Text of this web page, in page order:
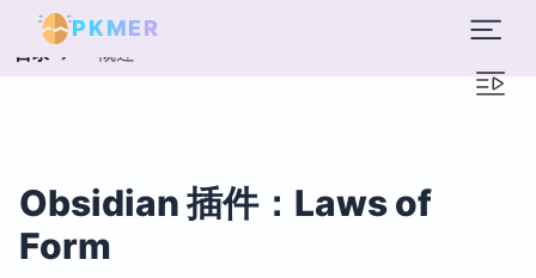
PKMER
目录 概述
Obsidian 插件：Laws of
Form